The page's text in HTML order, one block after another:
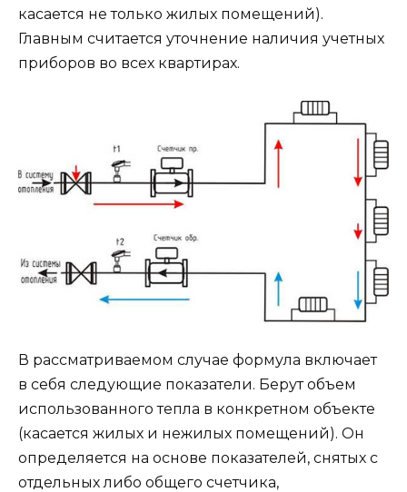
касается не только жилых помещений).
Главным считается уточнение наличия учетных
приборов во всех квартирах.
В рассматриваемом случае формула включает
в себя следующие показатели. Берут объем
использованного тепла в конкретном объекте
(касается жилых и нежилых помещений). Он
определяется на основе показателей, снятых с
отдельных либо общего счетчика,